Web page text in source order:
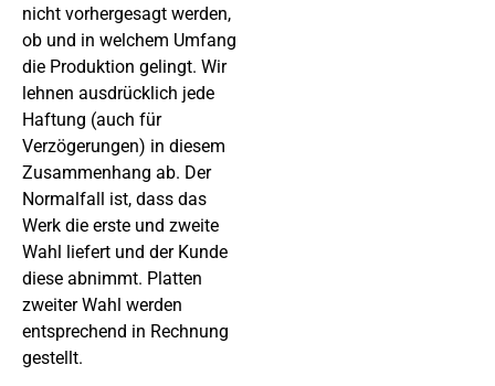
nicht vorhergesagt werden,
ob und in welchem Umfang
die Produktion gelingt. Wir
lehnen ausdrücklich jede
Haftung (auch für
Verzögerungen) in diesem
Zusammenhang ab. Der
Normalfall ist, dass das
Werk die erste und zweite
Wahl liefert und der Kunde
diese abnimmt. Platten
zweiter Wahl werden
entsprechend in Rechnung
gestellt.